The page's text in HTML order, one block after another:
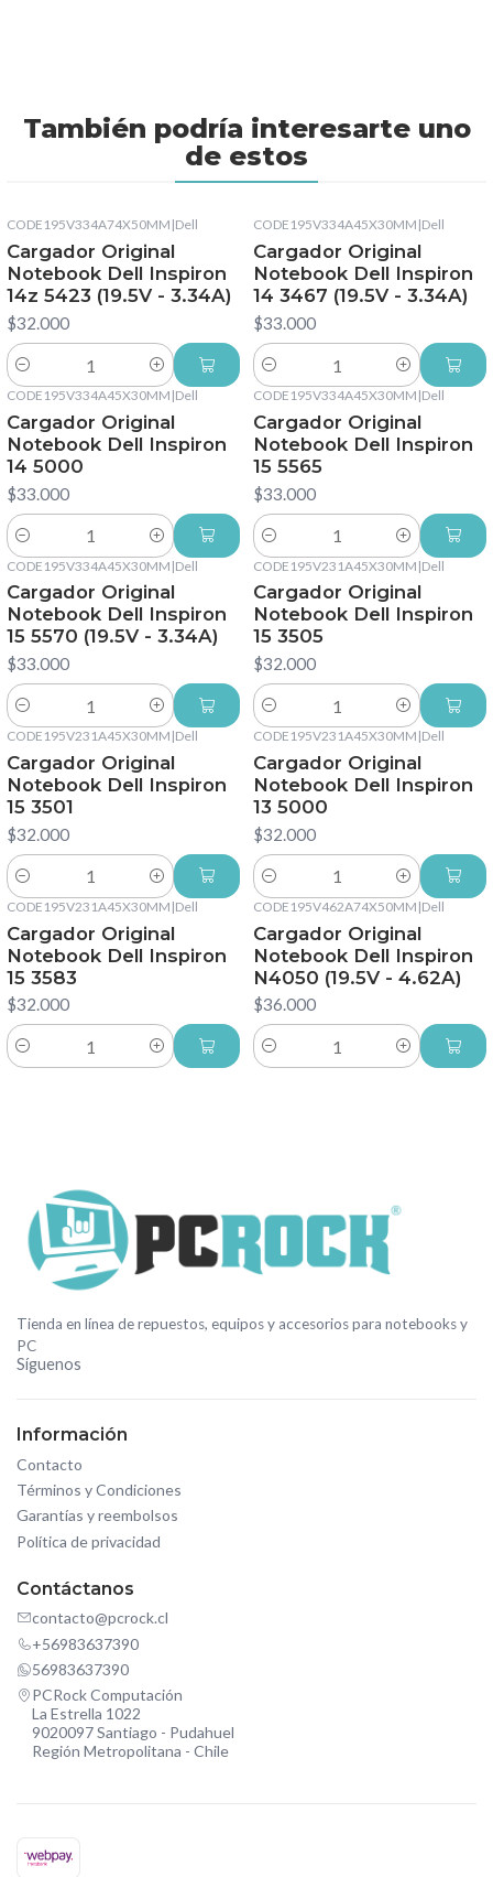
También podría interesarte uno
de estos
CODE195V334A74X50MM |Dell
Cargador Original
Notebook Dell Inspiron
14z 5423 (19.5V - 3.34A)
$32.000
Cantidad
CODE195V334A45X30MM |Dell
Cargador Original
Notebook Dell Inspiron
14 3467 (19.5V - 3.34A)
$33.000
Cantidad
CODE195V334A45X30MM |Dell
Cargador Original
Notebook Dell Inspiron
14 5000
$33.000
Cantidad
CODE195V334A45X30MM |Dell
Cargador Original
Notebook Dell Inspiron
15 5565
$33.000
Cantidad
CODE195V334A45X30MM |Dell
Cargador Original
Notebook Dell Inspiron
15 5570 (19.5V - 3.34A)
$33.000
Cantidad
CODE195V231A45X30MM |Dell
Cargador Original
Notebook Dell Inspiron
15 3505
$32.000
Cantidad
CODE195V231A45X30MM |Dell
Cargador Original
Notebook Dell Inspiron
15 3501
$32.000
Cantidad
CODE195V231A45X30MM |Dell
Cargador Original
Notebook Dell Inspiron
13 5000
$32.000
Cantidad
CODE195V231A45X30MM |Dell
Cargador Original
Notebook Dell Inspiron
15 3583
$32.000
Cantidad
CODE195V462A74X50MM |Dell
Cargador Original
Notebook Dell Inspiron
N4050 (19.5V - 4.62A)
$36.000
Cantidad
Tienda en línea de repuestos, equipos y accesorios para notebooks y
PC
Síguenos
Información
Contacto
Términos y Condiciones
Garantías y reembolsos
Política de privacidad
Contáctanos
contacto@pcrock.cl
+56983637390
56983637390
PCRock Computación
La Estrella 1022
9020097 Santiago - Pudahuel
Región Metropolitana - Chile